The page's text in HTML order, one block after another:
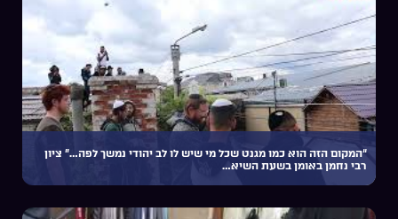
“המקום הזה הוא כמו מגנט שכל מי שיש לו לב יהודי נמשך לפה…” ציון
רבי נחמן באומן בשעת השיא…